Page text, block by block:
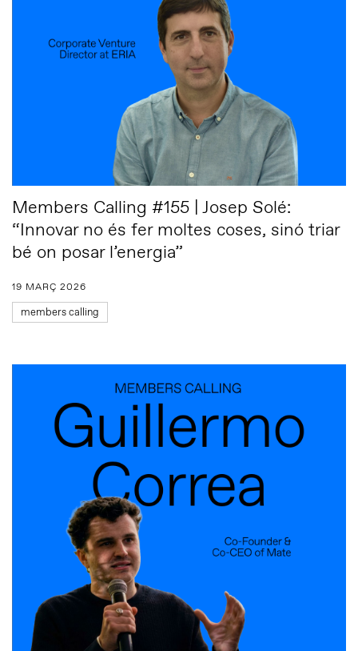
Members Calling #155 | Josep Solé:
“Innovar no és fer moltes coses, sinó triar
bé on posar l’energia”
19 MARÇ 2026
members calling